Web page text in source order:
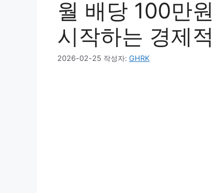
월 배당 100만
시작하는 경제
2026-02-25 작성자: GHRK